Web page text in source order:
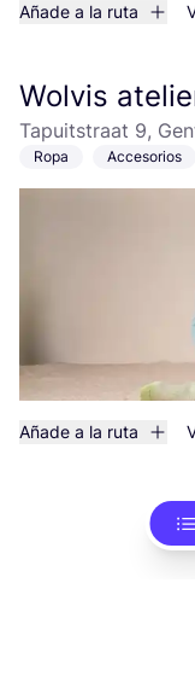
Añade a la ruta
Wolvis
Tapuitstraat 9,
Ropa Accesorios
Añade a la ruta